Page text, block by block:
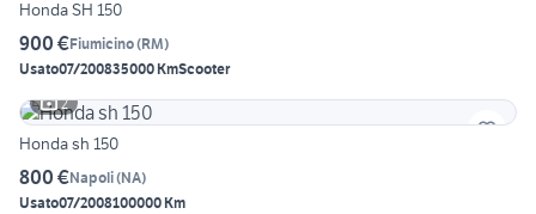
Honda SH 150
900 €Fiumicino(RM)
Usato07/200835000 KmScooter
2
Honda sh 150
800 €Napoli(NA)
Usato07/2008100000 Km